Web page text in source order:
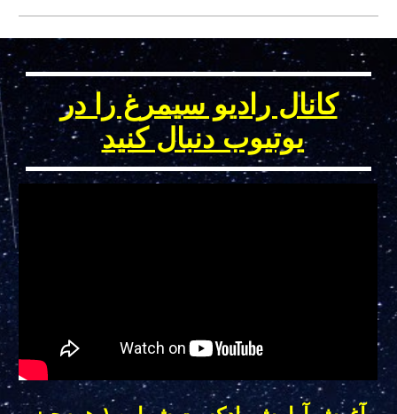
کانال رادیو سیمرغ را در
یوتیوب دنبال کنید